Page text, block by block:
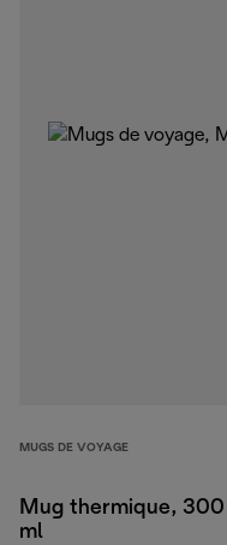
MUGS DE VOYAGE
Mug thermique, 300
ml